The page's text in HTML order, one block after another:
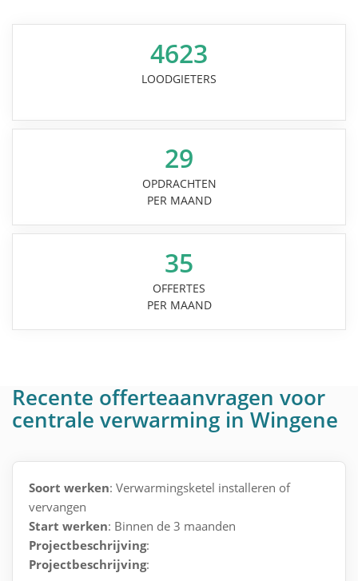
4623
LOODGIETERS
29
OPDRACHTEN
PER MAAND
35
OFFERTES
PER MAAND
Recente offerteaanvragen voor
centrale verwarming in Wingene
Soort werken: Verwarmingsketel installeren of
vervangen
Start werken: Binnen de 3 maanden
Projectbeschrijving:
Projectbeschrijving: